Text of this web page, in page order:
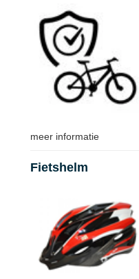
meer informatie
Fietshelm